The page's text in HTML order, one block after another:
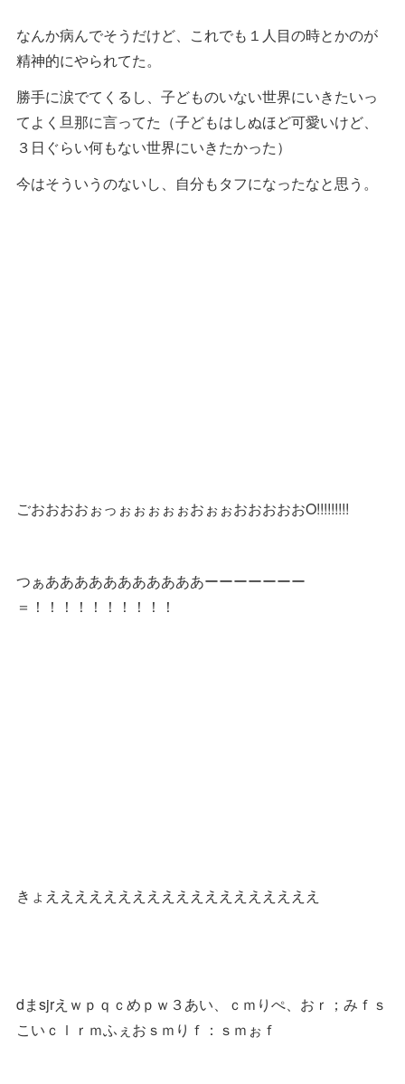
なんか病んでそうだけど、これでも１人目の時とかのが
精神的にやられてた。
勝手に涙でてくるし、子どものいない世界にいきたいっ
てよく旦那に言ってた（子どもはしぬほど可愛いけど、
３日ぐらい何もない世界にいきたかった）
今はそういうのないし、自分もタフになったなと思う。
ごおおおおぉっぉぉぉぉぉおぉぉおおおおおO!!!!!!!!!
つぁあああああああああああーーーーーーー
＝！！！！！！！！！！
きょえええええええええええええええええええ
dまsjrえｗｐｑｃめｐｗ３あい、ｃｍりぺ、おｒ；みｆｓ
こいｃｌｒｍふぇおｓｍりｆ：ｓｍぉｆ